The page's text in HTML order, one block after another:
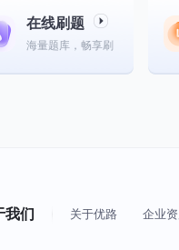
在线刷题
海量题库，畅享刷
我们 关于优路 企业